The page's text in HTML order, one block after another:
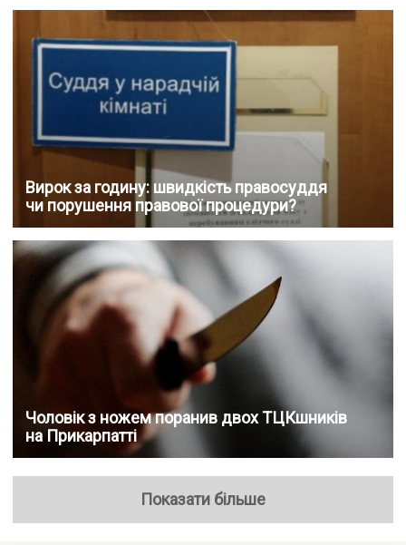
Вирок за годину: швидкість правосуддя
чи порушення правової процедури?
Чоловік з ножем поранив двох ТЦКшників
на Прикарпатті
Показати більше